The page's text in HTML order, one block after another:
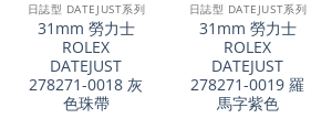
日誌型 DATEJUST系列
31mm 勞力士
ROLEX
DATEJUST
278271-0018 灰
色珠帶
日誌型 DATEJUST系列
31mm 勞力士
ROLEX
DATEJUST
278271-0019 羅
馬字紫色